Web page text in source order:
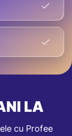
LA
cu Profee